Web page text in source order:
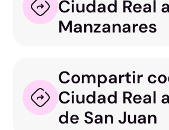
Ciudad Real a
Manzanares
Compartir
Ciudad Real
de San Juan